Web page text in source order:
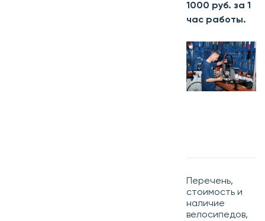
1000 руб. за 1
час работы.
Перечень,
стоимость и
наличие
велосипедов,